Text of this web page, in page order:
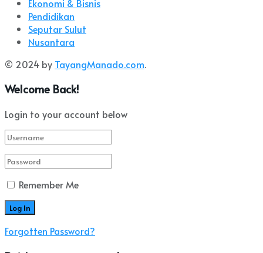
Ekonomi & Bisnis
Pendidikan
Seputar Sulut
Nusantara
© 2024 by TayangManado.com.
Welcome Back!
Login to your account below
Remember Me
Forgotten Password?